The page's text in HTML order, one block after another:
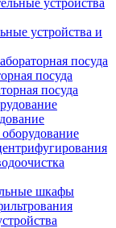
устройства и
посуда
посуда
посуда
шкафы